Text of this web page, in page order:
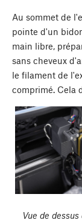
Au sommet de
pointe d'un
main libre,
sans cheveux
le filament de
comprimé. Cela
Vue de